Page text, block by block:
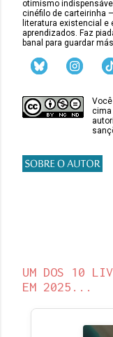
otimismo
cinéfilo de carteirinha
literatura existencial e
aprendizados. Faz
banal para guardar
cima
UM DOS 10
EM 2025...